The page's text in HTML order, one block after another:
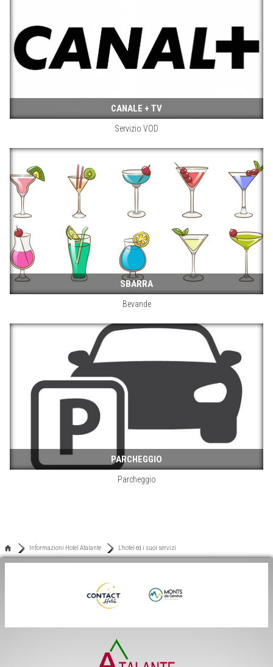
CANALE + TV
Servizio VOD
SBARRA
Bevande
PARCHEGGIO
Parcheggio
Informazioni Hotel Atalante L'hotel ed i suoi servizi